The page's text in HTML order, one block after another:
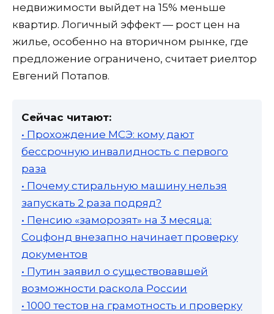
недвижимости выйдет на 15% меньше
квартир. Логичный эффект — рост цен на
жилье, особенно на вторичном рынке, где
предложение ограничено, считает риелтор
Евгений Потапов.
Сейчас читают:
• Прохождение МСЭ: кому дают
бессрочную инвалидность с первого
раза
• Почему стиральную машину нельзя
запускать 2 раза подряд?
• Пенсию «заморозят» на 3 месяца:
Соцфонд внезапно начинает проверку
документов
• Путин заявил о существовавшей
возможности раскола России
• 1000 тестов на грамотность и проверку